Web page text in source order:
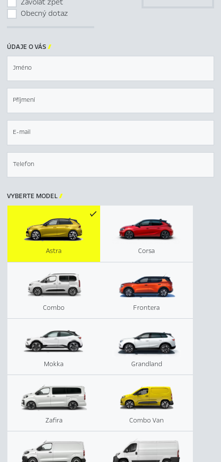
Zavolat zpět
Obecný dotaz
ÚDAJE O VÁS 
Jméno
Příjmení
E-mail
Telefon
VYBERTE MODEL
Corsa
Combo Frontera
Astra
Mokka Grandland
Zafira Combo Van